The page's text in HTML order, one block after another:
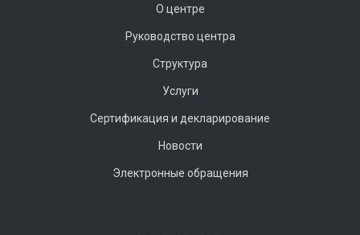
О центре
Руководство центра
Структура
Услуги
Сертификация и декларирование
Новости
Электронные обращения